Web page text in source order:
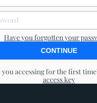
Have you forgotten your
CONTINUE
you accessing for the first
access key